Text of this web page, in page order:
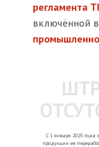
регламента
включённой в
С 1 января 2025 года
продукции ее